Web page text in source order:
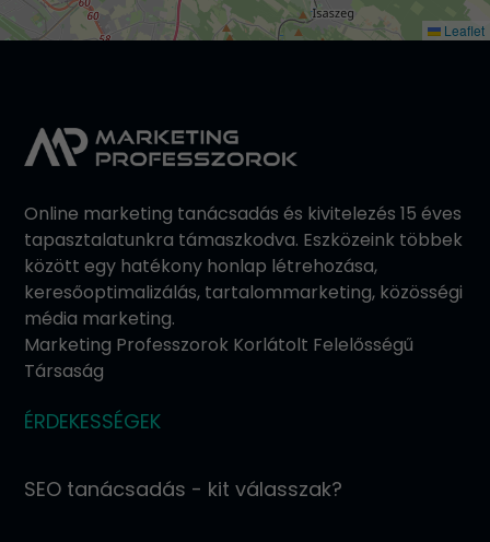
Leaflet
Online marketing tanácsadás és kivitelezés 15 éves
tapasztalatunkra támaszkodva. Eszközeink többek
között egy hatékony honlap létrehozása,
keresőoptimalizálás, tartalommarketing, közösségi
média marketing.
Marketing Professzorok Korlátolt Felelősségű
Társaság
ÉRDEKESSÉGEK
SEO tanácsadás - kit válasszak?